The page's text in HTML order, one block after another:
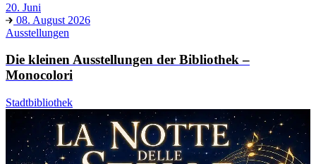
20. Juni
08. August 2026
Ausstellungen
Die kleinen Ausstellungen der Bibliothek –
Monocolori
Stadtbibliothek